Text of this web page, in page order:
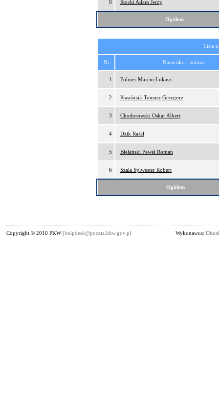
9 Stocki Adam Jerzy
Ogółem
Lista
Nr Nazwisko i imiona
1 Folmer Marcin Łukasz
2 Kwaśniak Tomasz Grzegorz
3 Chodorowski Oskar Albert
4 Dzik Rafał
5 Bielański Paweł Roman
6 Szala Sylwester Robert
Ogółem
Copyright © 2010 PKW | helpdesk@poczta.kbw.gov.pl Wykonawca: